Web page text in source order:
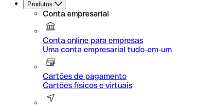
Produtos
Conta empresarial
Conta online para empresas
Uma conta empresarial tudo-em-um
Cartões de pagamento
Cartões físicos e virtuais